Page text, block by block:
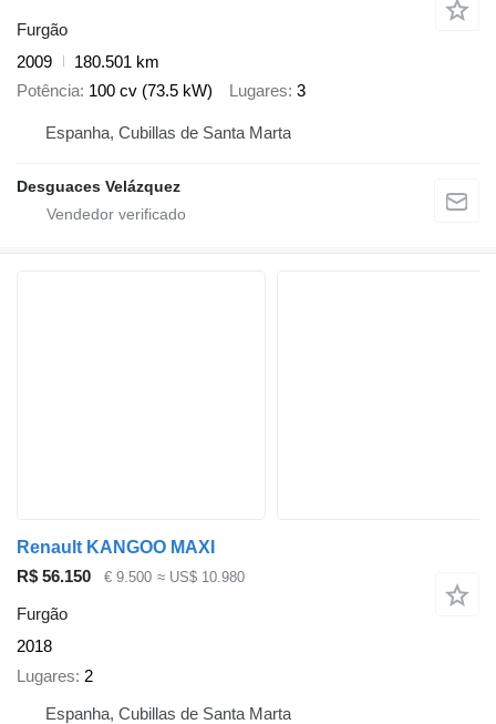
Furgão
2009
180.501 km
Potência 100 cv (73.5 kW) Lugares 3
Espanha, Cubillas de Santa Marta
Desguaces Velázquez
Renault KANGOO MAXI
R$ 56.150
€ 9.500 ≈ US$ 10.980
Furgão
2018
Lugares 2
Espanha, Cubillas de Santa Marta